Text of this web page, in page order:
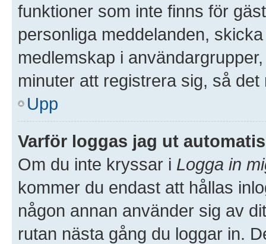
funktioner som inte finns för
personliga meddelanden,
medlemskap i
minuter att registrera sig, så
Upp
Varför loggas jag ut
Om du inte kryssar i Logga in
kommer du endast att hållas
någon annan använder sig av
rutan nästa gång du loggar in.